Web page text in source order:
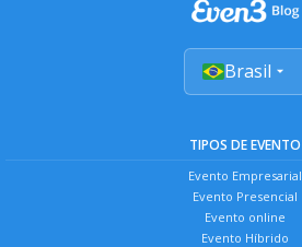
Brasil
TIPOS DE EVENTO
Evento Empresarial
Evento Presencial
Evento online
Evento Híbrido